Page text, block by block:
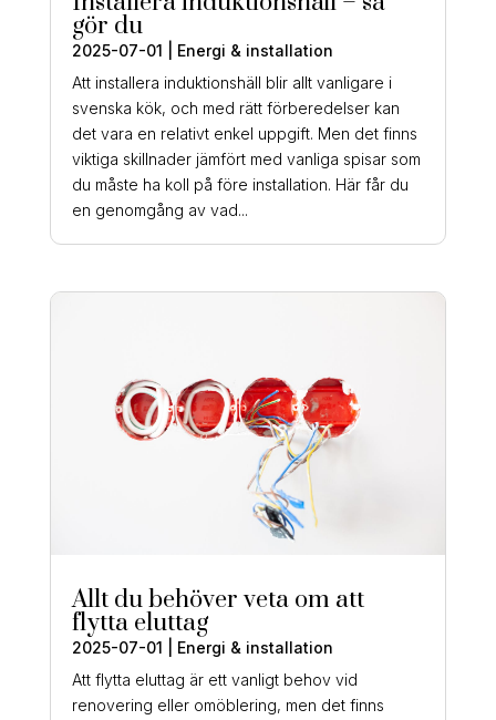
gör du
2025-07-01
Energi & installation
Att installera induktionshäll blir allt vanligare i
svenska kök, och med rätt förberedelser kan
det vara en relativt enkel uppgift. Men det finns
viktiga skillnader jämfört med vanliga spisar som
du måste ha koll på före installation. Här får du
en genomgång av vad...
Allt du behöver veta om att
flytta eluttag
2025-07-01
Energi & installation
Att flytta eluttag är ett vanligt behov vid
renovering eller omöblering, men det finns